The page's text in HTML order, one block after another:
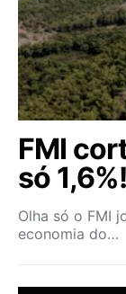
FMI
só
Olha só o FMI
economia do…